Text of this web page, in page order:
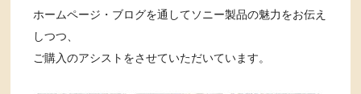
ホームページ・ブログを通してソニー製品の魅力をお伝え
しつつ、
ご購入のアシストをさせていただいています。